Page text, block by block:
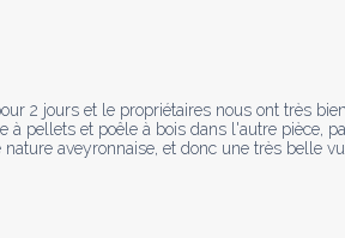
2 jours et le propriétaires nous ont très
à pellets et poêle à bois dans l'autre pièce,
aveyronnaise, et donc une très belle